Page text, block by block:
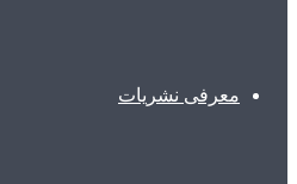
معرفی نشریات